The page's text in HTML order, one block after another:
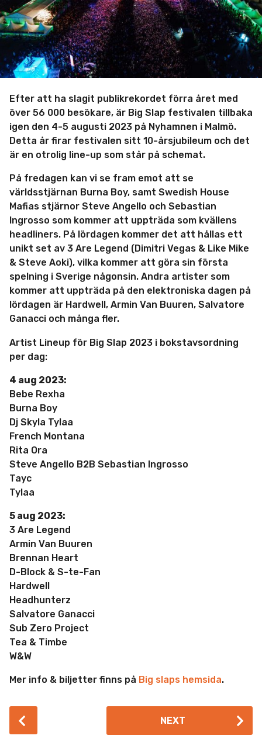
Efter att ha slagit publikrekordet förra året med
över 56 000 besökare, är Big Slap festivalen tillbaka
igen den 4-5 augusti 2023 på Nyhamnen i Malmö.
Detta år firar festivalen sitt 10-årsjubileum och det
är en otrolig line-up som står på schemat.
På fredagen kan vi se fram emot att se
världsstjärnan Burna Boy, samt Swedish House
Mafias stjärnor Steve Angello och Sebastian
Ingrosso som kommer att uppträda som kvällens
headliners. På lördagen kommer det att hållas ett
unikt set av 3 Are Legend (Dimitri Vegas & Like Mike
& Steve Aoki), vilka kommer att göra sin första
spelning i Sverige någonsin. Andra artister som
kommer att uppträda på den elektroniska dagen på
lördagen är Hardwell, Armin Van Buuren, Salvatore
Ganacci och många fler.
Artist Lineup för Big Slap 2023 i bokstavsordning
per dag:
4 aug 2023:
Bebe Rexha
Burna Boy
Dj Skyla Tylaa
French Montana
Rita Ora
Steve Angello B2B Sebastian Ingrosso
Tayc
Tylaa
5 aug 2023:
3 Are Legend
Armin Van Buuren
Brennan Heart
D-Block & S-te-Fan
Hardwell
Headhunterz
Salvatore Ganacci
Sub Zero Project
Tea & Timbe
W&W
Mer info & biljetter finns på Big slaps hemsida.
NEXT